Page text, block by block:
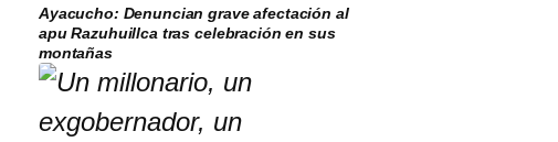
Ayacucho: Denuncian grave afectación al
apu Razuhuillca tras celebración en sus
montañas